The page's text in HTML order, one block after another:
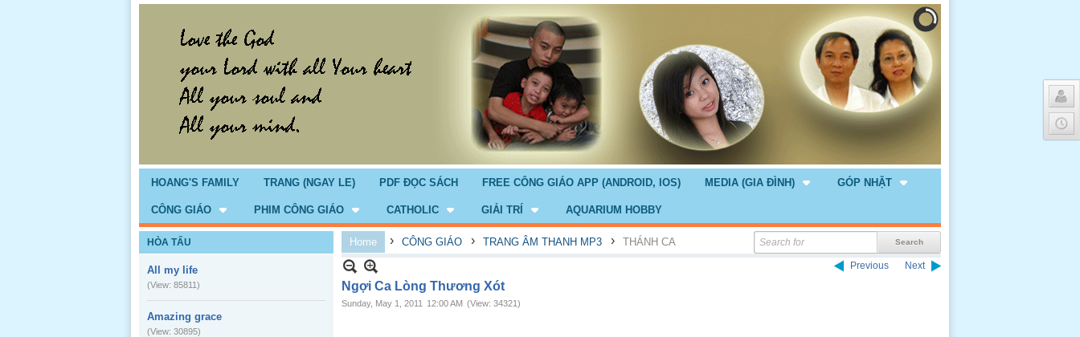
HOANG'S FAMILY TRANG (NGAY LE) PDF ĐỌC SÁCH FREE CÔNG GIÁO APP (ANDROID, IOS) MEDIA (GIA ĐÌNH) GÓP NHẶT
CÔNG GIÁO PHIM CÔNG GIÁO CATHOLIC GIẢI TRÍ AQUARIUM HOBBY
HÒA TẤU
All my life
(View: 85811)
Amazing grace
(View: 30895)
Home › CÔNG GIÁO › TRANG ÂM THANH MP3 › THÁNH CA
Previous Next
Ngợi Ca Lòng Thương Xót
Sunday, May 1, 2011 12:00 AM (View: 34321)